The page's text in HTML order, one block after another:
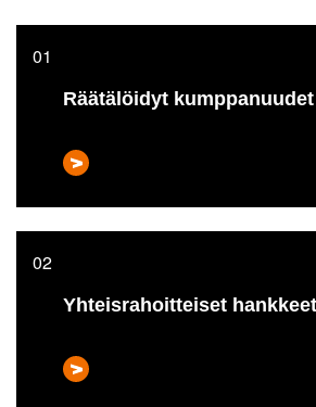
Räätälöidyt kumppanuudet
Yhteisrahoitteiset hankkeet